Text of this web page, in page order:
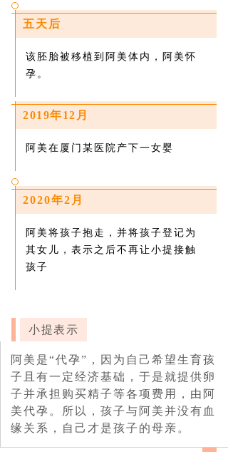
五天后
该胚胎被移植到阿美体内，阿美怀
孕。
2019年12月
阿美在厦门某医院产下一女婴
2020年2月
阿美将孩子抱走，并将孩子登记为
其女儿，表示之后不再让小提接触
孩子
小提表示
阿美是“代孕”，因为自己希望生育孩
子且有一定经济基础，于是就提供卵
子并承担购买精子等各项费用，由阿
美代孕。所以，孩子与阿美并没有血
缘关系，自己才是孩子的母亲。